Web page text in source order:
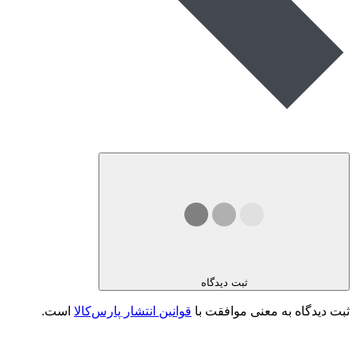
ثبت دیدگاه
ثبت دیدگاه به معنی موافقت با قوانین انتشار پارس‌کالا است.